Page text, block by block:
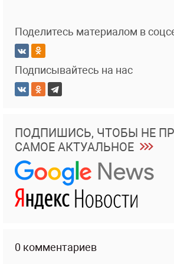
Поделитесь материалом в
Подписывайтесь на нас
ПОДПИШИСЬ, ЧТОБЫ НЕ
САМОЕ АКТУАЛЬНОЕ
0 комментариев